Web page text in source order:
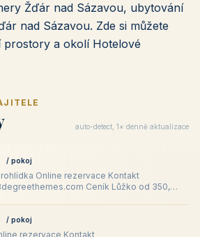
Žďár nad Sázavou, ubytování
nad Sázavou. Zde si můžete
a okolí Hotelové
auto-detect, 1× denně aktualizace
/ pokoj
Online rezervace Kontakt
Ceník Lůžko od 350,-
/ pokoj
rezervace Kontakt